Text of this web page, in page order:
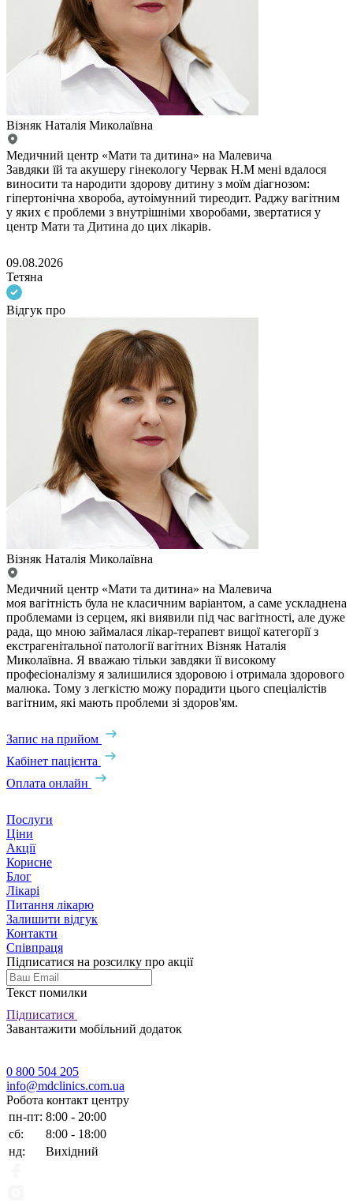
Візняк Наталія Миколаївна
Медичний центр «Мати та дитина» на Малевича
Завдяки їй та акушеру гінекологу Червак Н.М мені вдалося
виносити та народити здорову дитину з моїм діагнозом:
гіпертонічна хвороба, аутоімунний тиреодит. Раджу вагітним
у яких є проблеми з внутрішніми хворобами, звертатися у
центр Мати та Дитина до цих лікарів.
09.08.2026
Тетяна
Відгук про
Візняк Наталія Миколаївна
Медичний центр «Мати та дитина» на Малевича
моя вагітність була не класичним варіантом, а саме ускладнена
проблемами із серцем, які виявили під час вагітності, але дуже
рада, що мною займалася лікар-терапевт вищої категорії з
екстрагенітальної патології вагітних Візняк Наталія
Миколаївна. Я вважаю тільки завдяки її високому
професіоналізму я залишилися здоровою і отримала здорового
малюка. Тому з легкістю можу порадити цього спеціалістів
вагітним, які мають проблеми зі здоров'ям.
Запис на прийом
Кабінет пацієнта
Оплата онлайн
Послуги
Ціни
Акції
Корисне
Блог
Лікарі
Питання лікарю
Залишити відгук
Контакти
Співпраця
Підписатися на розсилку про акції
Текст помилки
Підписатися
Завантажити мобільний додаток
0 800 504 205
info@mdclinics.com.ua
Робота контакт центру
пн-пт: 8:00 - 20:00
сб:
8:00 - 18:00
нд:
Вихідний